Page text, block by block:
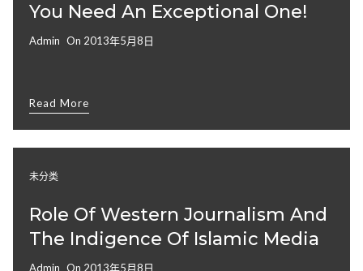
You Need An Exceptional One!
Admin On 2013年5月8日
Read More
未分类
Role Of Western Journalism And
The Indigence Of Islamic Media
Admin On 2013年5月8日